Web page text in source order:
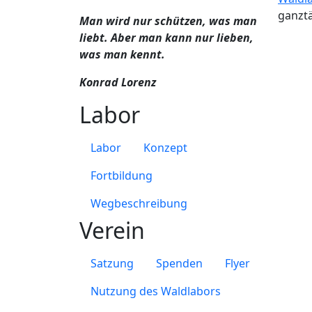
Man wird nur schützen, was man
liebt. Aber man kann nur lieben,
was man kennt.
Konrad Lorenz
Labor
Labor
Konzept
Fortbildung
Wegbeschreibung
Verein
Satzung Spenden
Flyer
Nutzung des Waldlabors